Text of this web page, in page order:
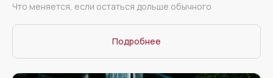
Что меняется, если остаться дольше обычного
Подробнее